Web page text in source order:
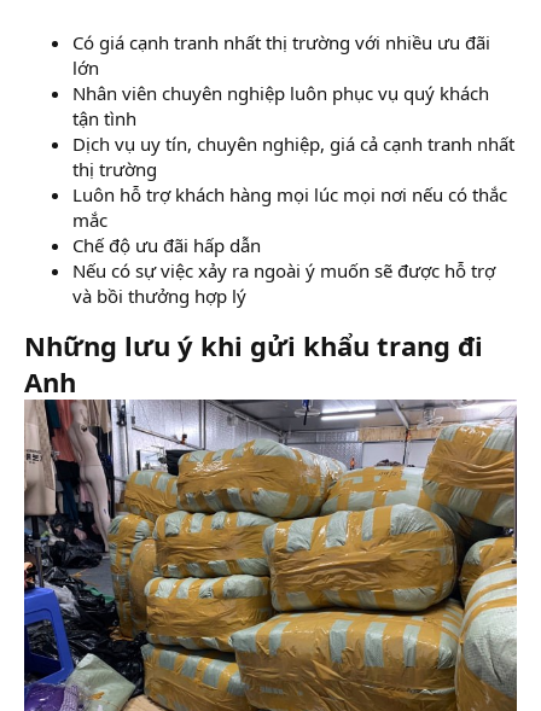
Có giá cạnh tranh nhất thị trường với nhiều ưu đãi
lớn
Nhân viên chuyên nghiệp luôn phục vụ quý khách
tận tình
Dịch vụ uy tín, chuyên nghiệp, giá cả cạnh tranh nhất
thị trường
Luôn hỗ trợ khách hàng mọi lúc mọi nơi nếu có thắc
mắc
Chế độ ưu đãi hấp dẫn
Nếu có sự việc xảy ra ngoài ý muốn sẽ được hỗ trợ
và bồi thưởng hợp lý
Những lưu ý khi gửi khẩu trang đi
Anh